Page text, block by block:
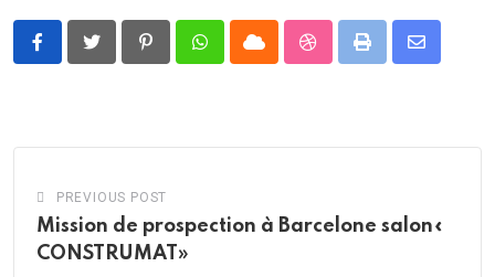
PinterestWhatsappCloud StumbleUpon
Print
Share
PREVIOUS POST
Mission de prospection à Barcelone salon«
CONSTRUMAT»